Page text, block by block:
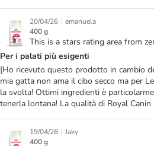
20/04/26 | emanuela
400 g
This is a stars rating area from
Per i palati più esigenti
[Ho ricevuto questo prodotto in cambio
mia gatta non ama il cibo secco ma per
la svolta! Ottimi ingredienti è
tenerla lontana! La qualità di Royal
19/04/26 | Jaky
400 g